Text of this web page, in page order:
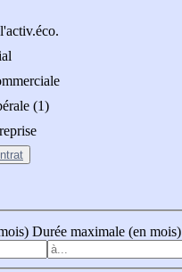
(1)
Durée maximale (en mois)